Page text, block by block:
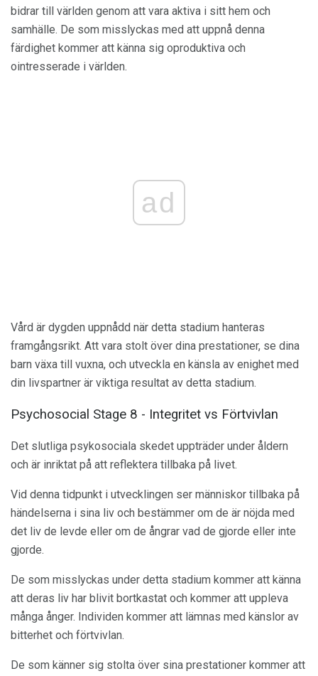
bidrar till världen genom att vara aktiva i sitt hem och
samhälle. De som misslyckas med att uppnå denna
färdighet kommer att känna sig oproduktiva och
ointresserade i världen.
ad
Vård är dygden uppnådd när detta stadium hanteras
framgångsrikt. Att vara stolt över dina prestationer, se dina
barn växa till vuxna, och utveckla en känsla av enighet med
din livspartner är viktiga resultat av detta stadium.
Psychosocial Stage 8 - Integritet vs Förtvivlan
Det slutliga psykosociala skedet uppträder under åldern
och är inriktat på att reflektera tillbaka på livet.
Vid denna tidpunkt i utvecklingen ser människor tillbaka på
händelserna i sina liv och bestämmer om de är nöjda med
det liv de levde eller om de ångrar vad de gjorde eller inte
gjorde.
De som misslyckas under detta stadium kommer att känna
att deras liv har blivit bortkastat och kommer att uppleva
många ånger. Individen kommer att lämnas med känslor av
bitterhet och förtvivlan.
De som känner sig stolta över sina prestationer kommer att